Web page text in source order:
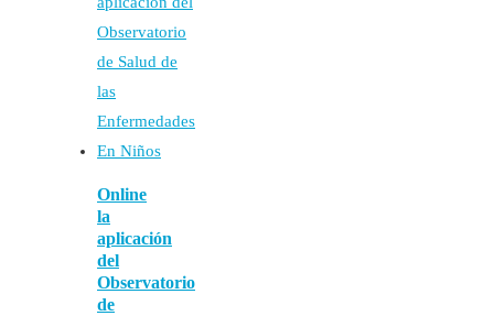
Online
la
aplicación
del
Observatorio
de